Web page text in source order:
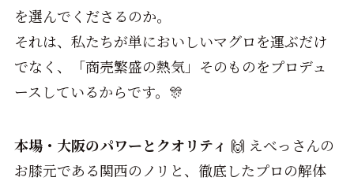
を選んでくださるのか。
それは、私たちが単においしいマグロを運ぶだけ
でなく、「商売繁盛の熱気」そのものをプロデュ
ースしているからです。🎊
本場・大阪のパワーとクオリティ 🙌 えべっさんの
お膝元である関西のノリと、徹底したプロの解体